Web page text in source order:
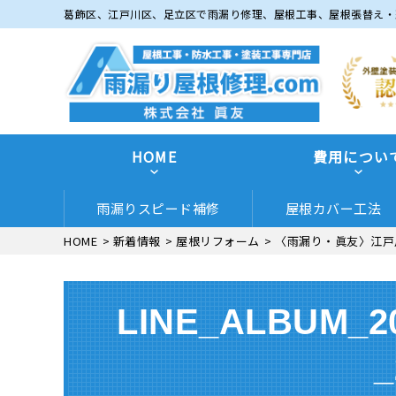
葛飾区、江戸川区、足立区で雨漏り修理、屋根工事、屋根張替え
HOME 費用につい
雨漏りスピード補修 屋根カバー工法
HOME > 新着情報 > 屋根リフォーム > 〈雨漏り・眞友〉江